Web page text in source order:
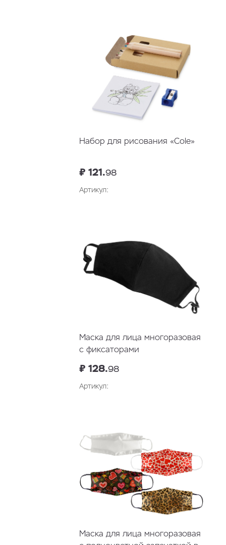
Набор для рисования «Cole»
₽ 121.98
Артикул:
Маска для лица многоразовая
с фиксаторами
₽ 128.98
Артикул:
Маска для лица многоразовая